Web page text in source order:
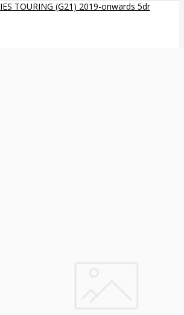
TOURING (G21) 2019-onwards 5dr